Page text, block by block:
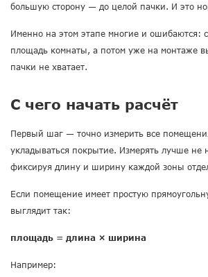
большую сторону — до целой пачки. И это
Именно на этом этапе многие и ошибаются:
площадь комнаты, а потом уже на монтаже
пачки не хватает.
С чего начать расчёт
Первый шаг — точно измерить все
укладываться покрытие. Измерять лучше не
фиксируя длину и ширину каждой зоны
Если помещение имеет простую
выглядит так:
площадь = длина × ширина
Например: